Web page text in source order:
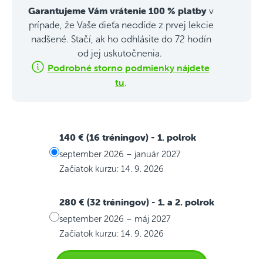
Garantujeme Vám vrátenie 100 % platby v
prípade, že Vaše dieťa neodíde z prvej lekcie
nadšené. Stačí, ak ho odhlásite do 72 hodín
od jej uskutočnenia.
Podrobné storno podmienky nájdete
tu.
140 € (16 tréningov) - 1. polrok
september 2026 – január 2027
Začiatok kurzu: 14. 9. 2026
280 € (32 tréningov) - 1. a 2. polrok
september 2026 – máj 2027
Začiatok kurzu: 14. 9. 2026